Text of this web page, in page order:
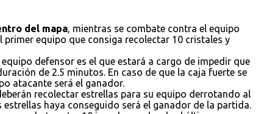
del mapa, mientras se combate contra el equipo
equipo que consiga recolectar 10 cristales y
defensor es el que estará a cargo de impedir que
de 2.5 minutos. En caso de que la caja fuerte se
atacante será el ganador.
recolectar estrellas para su equipo derrotando al
haya conseguido será el ganador de la partida.